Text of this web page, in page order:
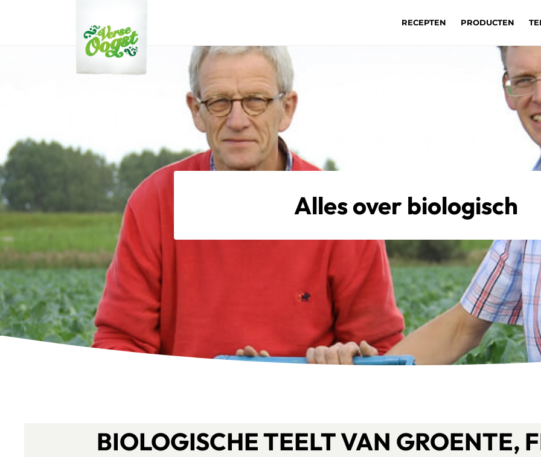
RECEPTEN PRODUCTEN
Alles over biologisch
BIOLOGISCHE TEELT VAN GROENTE,